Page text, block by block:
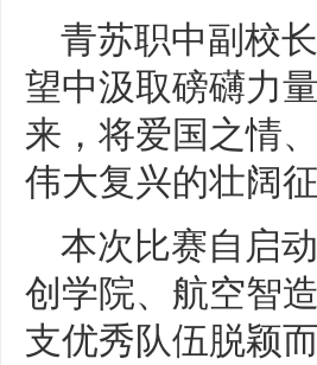
青苏职中副校
望中汲取磅礴力
来，将爱国之情
伟大复兴的壮阔
本次比赛自启
创学院、航空智
支优秀队伍脱颖